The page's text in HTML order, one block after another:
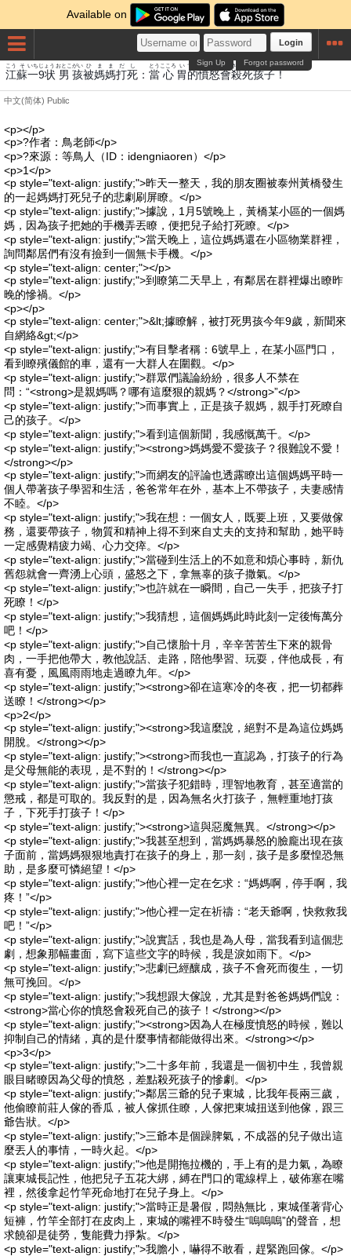
Available on
Login
Forgot password
Sign Up
江
こう
蘇
そ
一
いち
9状
じょう
男
おとこ
孩
がい
被
ひ
媽媽
まま
打
だ
死
し
： 當
とう
心
こころ
胃
い
的
てき
憤怒
ふんど
會
かい
殺
さつ
死
し
孩
がい
子
こ
！
中文(简体) Public
<p></p>
<p>?作者：鳥老師</p>
<p>?來源：等鳥人（ID：idengniaoren）</p>
<p>1</p>
<p style="text-align: justify;">昨天一整天，我的朋友圈被泰州黃橋發生
的一起媽媽打死兒子的悲劇刷屏瞭。</p>
<p style="text-align: justify;">據說，1月5號晚上，黃橋某小區的一個媽
媽，因為孩子把她的手機弄丟瞭，便把兒子給打死瞭。</p>
<p style="text-align: justify;">當天晚上，這位媽媽還在小區物業群裡，
詢問鄰居們有沒有撿到一個無卡手機。</p>
<p style="text-align: center;"></p>
<p style="text-align: justify;">到瞭第二天早上，有鄰居在群裡爆出瞭昨
晚的慘禍。</p>
<p></p>
<p style="text-align: center;">&lt;據瞭解，被打死男孩今年9歲，新聞來
自網絡&gt;</p>
<p style="text-align: justify;">有目擊者稱：6號早上，在某小區門口，
看到瞭殯儀館的車，還有一大群人在圍觀。</p>
<p style="text-align: justify;">群眾們議論紛紛，很多人不禁在
問：“<strong>是親媽嗎？哪有這麼狠的親媽？</strong>”</p>
<p style="text-align: justify;">而事實上，正是孩子親媽，親手打死瞭自
己的孩子。</p>
<p style="text-align: justify;">看到這個新聞，我感慨萬千。</p>
<p style="text-align: justify;"><strong>媽媽愛不愛孩子？很難說不愛！
</strong></p>
<p style="text-align: justify;">而網友的評論也透露瞭出這個媽媽平時一
個人帶著孩子學習和生活，爸爸常年在外，基本上不帶孩子，夫妻感情
不睦。</p>
<p style="text-align: justify;">我在想：一個女人，既要上班，又要做傢
務，還要帶孩子，物質和精神上得不到來自丈夫的支持和幫助，她平時
一定感覺精疲力竭、心力交瘁。</p>
<p style="text-align: justify;">當碰到生活上的不如意和煩心事時，新仇
舊怨就會一齊湧上心頭，盛怒之下，拿無辜的孩子撒氣。</p>
<p style="text-align: justify;">也許就在一瞬間，自己一失手，把孩子打
死瞭！</p>
<p style="text-align: justify;">我猜想，這個媽媽此時此刻一定後悔萬分
吧！</p>
<p style="text-align: justify;">自己懷胎十月，辛辛苦苦生下來的親骨
肉，一手把他帶大，教他說話、走路，陪他學習、玩耍，伴他成長，有
喜有憂，風風雨雨地走過瞭九年。</p>
<p style="text-align: justify;"><strong>卻在這寒冷的冬夜，把一切都葬
送瞭！</strong></p>
<p>2</p>
<p style="text-align: justify;"><strong>我這麼說，絕對不是為這位媽媽
開脫。</strong></p>
<p style="text-align: justify;"><strong>而我也一直認為，打孩子的行為
是父母無能的表現，是不對的！</strong></p>
<p style="text-align: justify;">當孩子犯錯時，理智地教育，甚至適當的
懲戒，都是可取的。我反對的是，因為無名火打孩子，無輕重地打孩
子，下死手打孩子！</p>
<p style="text-align: justify;"><strong>這與惡魔無異。</strong></p>
<p style="text-align: justify;">我甚至想到，當媽媽暴怒的臉龐出現在孩
子面前，當媽媽狠狠地責打在孩子的身上，那一刻，孩子是多麼惶恐無
助，是多麼可憐絕望！</p>
<p style="text-align: justify;">他心裡一定在乞求：“媽媽啊，停手啊，我
疼！”</p>
<p style="text-align: justify;">他心裡一定在祈禱：“老天爺啊，快救救我
吧！”</p>
<p style="text-align: justify;">說實話，我也是為人母，當我看到這個悲
劇，想象那幅畫面，寫下這些文字的時候，我是淚如雨下。</p>
<p style="text-align: justify;">悲劇已經釀成，孩子不會死而復生，一切
無可挽回。</p>
<p style="text-align: justify;">我想跟大傢說，尤其是對爸爸媽媽們說：
<strong>當心你的憤怒會殺死自己的孩子！</strong></p>
<p style="text-align: justify;"><strong>因為人在極度憤怒的時候，難以
抑制自己的情緒，真的是什麼事情都能做得出來。</strong></p>
<p>3</p>
<p style="text-align: justify;">二十多年前，我還是一個初中生，我曾親
眼目睹瞭因為父母的憤怒，差點殺死孩子的慘劇。</p>
<p style="text-align: justify;">鄰居三爺的兒子東城，比我年長兩三歲，
他偷瞭前莊人傢的香瓜，被人傢抓住瞭，人傢把東城扭送到他傢，跟三
爺告狀。</p>
<p style="text-align: justify;">三爺本是個躁脾氣，不成器的兒子做出這
麼丟人的事情，一時火起。</p>
<p style="text-align: justify;">他是開拖拉機的，手上有的是力氣，為瞭
讓東城長記性，他把兒子五花大綁，縛在門口的電線桿上，破佈塞在嘴
裡，然後拿起竹竿死命地打在兒子身上。</p>
<p style="text-align: justify;">當時正是暑假，悶熱無比，東城僅著背心
短褲，竹竿全部打在皮肉上，東城的嘴裡不時發生“嗚嗚嗚”的聲音，想
求饒卻是徒勞，隻能費力掙紮。</p>
<p style="text-align: justify;">我膽小，嚇得不敢看，趕緊跑回傢。</p>